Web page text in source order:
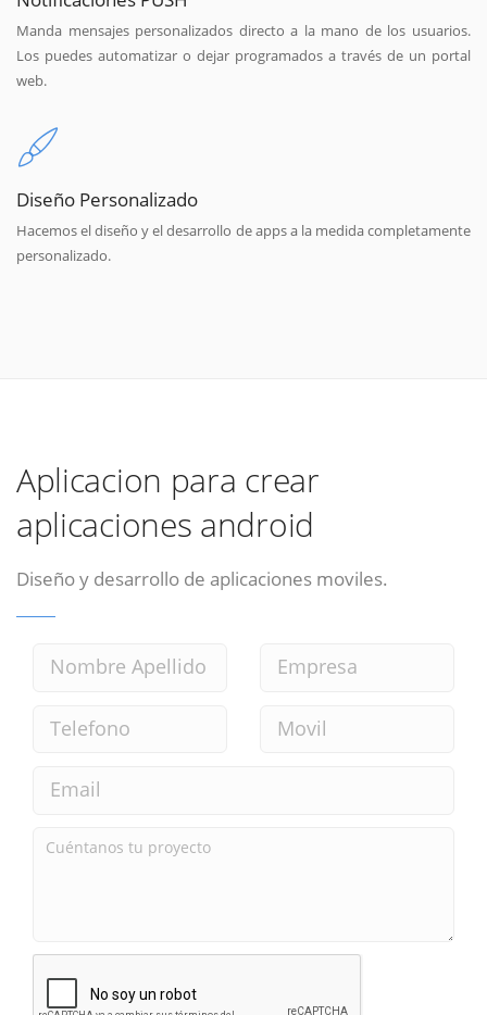
Manda mensajes personalizados directo a la mano de los usuarios.
Los puedes automatizar o dejar programados a través de un portal
web.
Diseño Personalizado
Hacemos el diseño y el desarrollo de apps a la medida completamente
personalizado.
Aplicacion para crear
aplicaciones android
Diseño y desarrollo de aplicaciones moviles.